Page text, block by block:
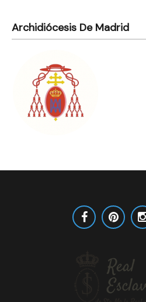
Archidiócesis De Madrid